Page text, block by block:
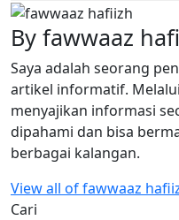
By fawwaaz
Saya adalah seorang
artikel informatif.
menyajikan informasi
dipahami dan bisa
berbagai kalangan.
View all of fawwaaz
Cari